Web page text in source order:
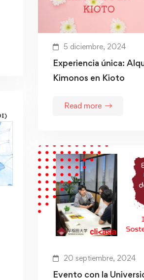
5 diciembre, 2024
Experiencia única:
Kimonos en Kioto
Read more
20 septiembre, 2024
Evento con la